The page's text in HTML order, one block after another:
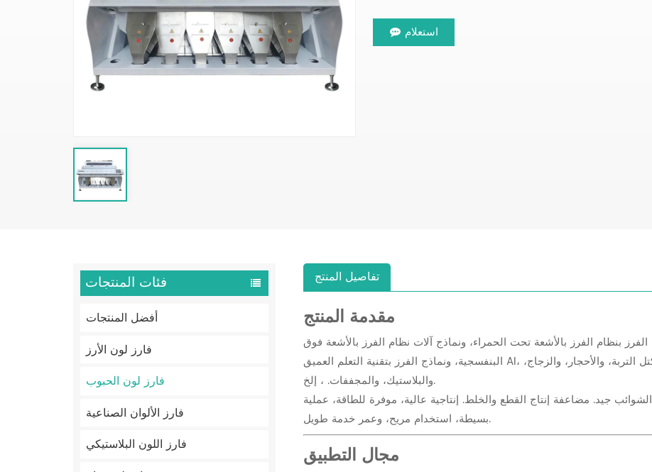
استعلام
فئات المنتجات
أفضل المنتجات
فارز لون الأرز
فارز لون الحبوب
فارز الألوان الصناعية
فارز اللون البلاستيكي
تفاصيل المنتج
مقدمة المنتج
بنظام الفرز بالأشعة تحت الحمراء، ونماذج آلات نظام الفرز بالأشعة فوق
البنفسجية، ونماذج الفرز بتقنية التعلم العميق AI، يمكنها إزالة الشوائب مثل تغير اللون، والعفن، وكتل التربة، والأحجار، والزجاج،
والبلاستيك، والمجففات. ، إلخ.
جيد. مضاعفة إنتاج القطع والخلط. إنتاجية عالية، موفرة للطاقة، عملية
بسيطة، استخدام مريح، وعمر خدمة طويل.
مجال التطبيق